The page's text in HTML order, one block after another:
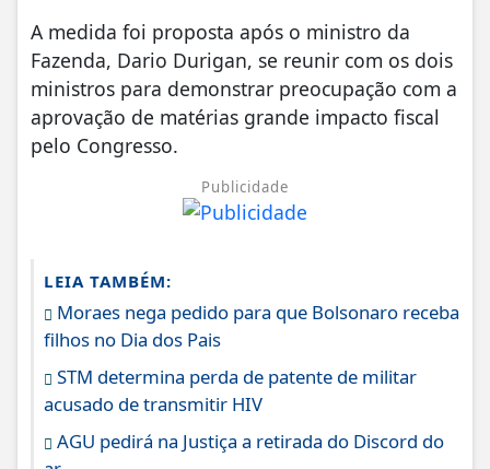
A medida foi proposta após o ministro da
Fazenda, Dario Durigan, se reunir com os dois
ministros para demonstrar preocupação com a
aprovação de matérias grande impacto fiscal
pelo Congresso.
Publicidade
LEIA TAMBÉM:
Moraes nega pedido para que Bolsonaro receba
filhos no Dia dos Pais
STM determina perda de patente de militar
acusado de transmitir HIV
AGU pedirá na Justiça a retirada do Discord do